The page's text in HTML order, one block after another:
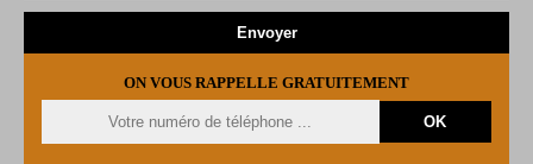
ON VOUS RAPPELLE GRATUITEMENT